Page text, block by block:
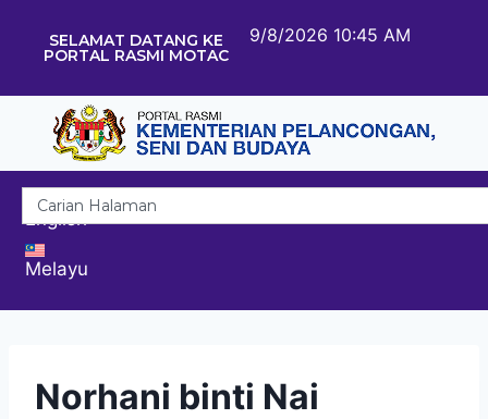
SELAMAT DATANG KE
PORTAL RASMI MOTAC
9/8/2026 10:45 AM
English
Melayu
Norhani binti Nai